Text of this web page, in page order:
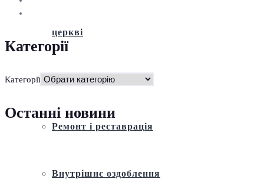
церкві
Історія
Ремонт і реставрація
Внутрішнє оздоблення
Категорії
Категорії
Останні новини